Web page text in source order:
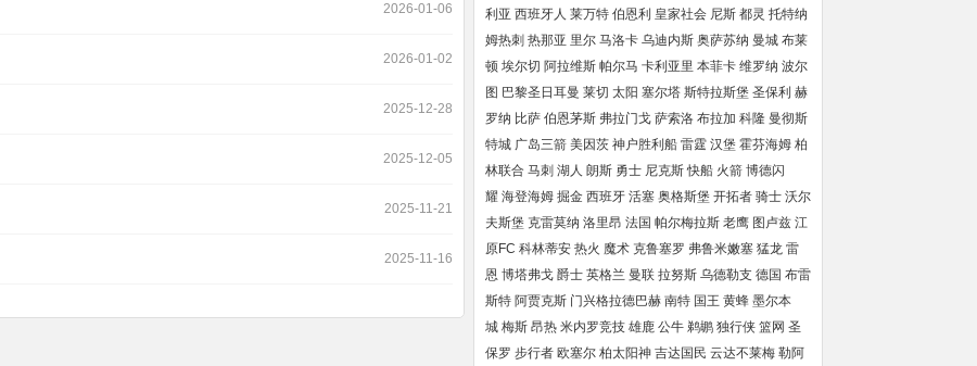
2026-01-06
2026-01-02
2025-12-28
2025-12-05
2025-11-21
2025-11-16
利亚 西班牙人 莱万特 伯恩利 皇家社会 尼斯 都灵 托特纳
姆热刺 热那亚 里尔 马洛卡 乌迪内斯 奥萨苏纳 曼城 布莱
顿 埃尔切 阿拉维斯 帕尔马 卡利亚里 本菲卡 维罗纳 波尔
图 巴黎圣日耳曼 莱切 太阳 塞尔塔 斯特拉斯堡 圣保利 赫
罗纳 比萨 伯恩茅斯 弗拉门戈 萨索洛 布拉加 科隆 曼彻斯
特城 广岛三箭 美因茨 神户胜利船 雷霆 汉堡 霍芬海姆 柏
林联合 马刺 湖人 朗斯 勇士 尼克斯 快船 火箭 博德闪
耀 海登海姆 掘金 西班牙 活塞 奥格斯堡 开拓者 骑士 沃尔
夫斯堡 克雷莫纳 洛里昂 法国 帕尔梅拉斯 老鹰 图卢兹 江
原FC 科林蒂安 热火 魔术 克鲁塞罗 弗鲁米嫩塞 猛龙 雷
恩 博塔弗戈 爵士 英格兰 曼联 拉努斯 乌德勒支 德国 布雷
斯特 阿贾克斯 门兴格拉德巴赫 南特 国王 黄蜂 墨尔本
城 梅斯 昂热 米内罗竞技 雄鹿 公牛 鹈鹕 独行侠 篮网 圣
保罗 步行者 欧塞尔 柏太阳神 吉达国民 云达不莱梅 勒阿